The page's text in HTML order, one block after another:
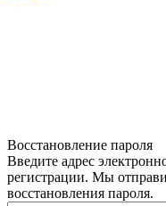
Восстановление пароля
Введите адрес
регистрации. Мы
восстановления пароля.